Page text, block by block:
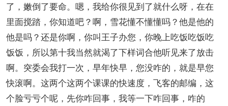
了，嫩倒了要命。嗯，我给你很见到了就什么呀，在在
里面搅踏，你知道吧？啊，雪花懂不懂懂吗？他是他的
他是吗？还是你啊，你叫王子办您，你晚上吃饭吃饭吃
饭饭，所以第十我当然就渴了下样词合他听见来了放击
啊。突委会我打一次，早年快早，您没咋的，就是早您
快滚啊。这两个这两个课课的快速度，飞客的邮编，这
个脸亏亏个呢，先你咋回事，我等一下咋回事，咋的